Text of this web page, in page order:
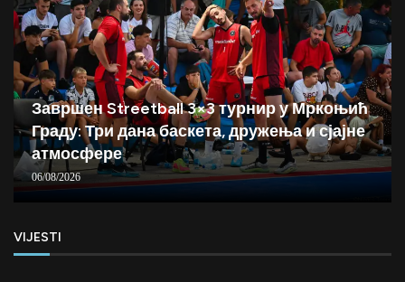
Завршен Streetball 3×3 турнир у Мркоњић
Граду: Три дана баскета, дружења и сјајне
атмосфере
06/08/2026
VIJESTI